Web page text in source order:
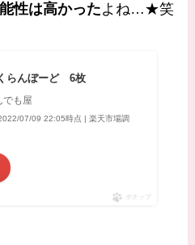
性は高かったよね…★笑
らんぼーど 6枚
でも屋
2022/07/09 22:05時点 | 楽天市場調
ポチップ